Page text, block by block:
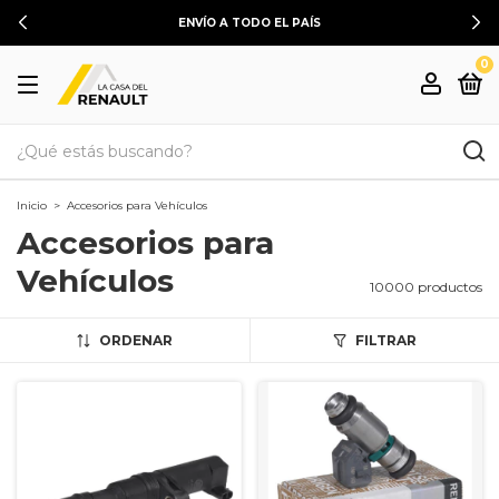
ENVÍO A TODO EL PAÍS
0
Inicio > Accesorios para Vehículos
Accesorios para
Vehículos
10000 productos
ORDENAR FILTRAR